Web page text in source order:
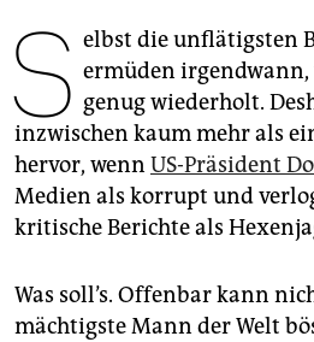
genossenschaft
epaper login
S elbst die unflätigsten
ermüden
genug wiederholt.
inzwischen kaum mehr als
hervor, wenn US-Präsident
Medien als korrupt und
kritische Berichte als
Was soll’s. Offenbar kann
mächtigste Mann der Welt